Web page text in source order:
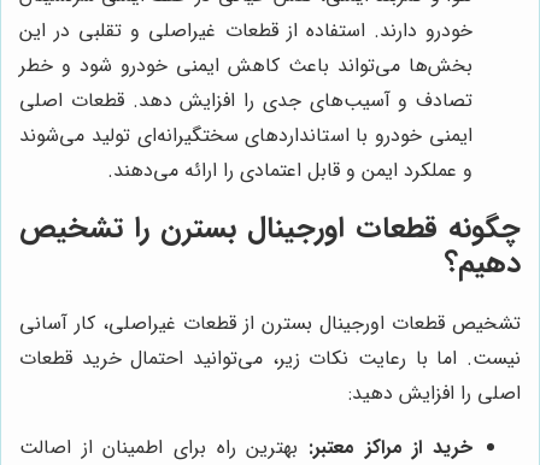
خودرو دارند. استفاده از قطعات غیراصلی و تقلبی در این
بخش‌ها می‌تواند باعث کاهش ایمنی خودرو شود و خطر
تصادف و آسیب‌های جدی را افزایش دهد. قطعات اصلی
ایمنی خودرو با استانداردهای سختگیرانه‌ای تولید می‌شوند
و عملکرد ایمن و قابل اعتمادی را ارائه می‌دهند.
چگونه قطعات اورجینال بسترن را تشخیص
دهیم؟
تشخیص قطعات اورجینال بسترن از قطعات غیراصلی، کار آسانی
نیست. اما با رعایت نکات زیر، می‌توانید احتمال خرید قطعات
اصلی را افزایش دهید:
خرید از مراکز معتبر: بهترین راه برای اطمینان از اصالت